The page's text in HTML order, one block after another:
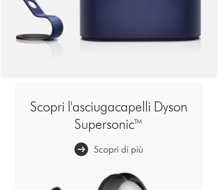
Scopri l'asciugacapelli Dyson
Supersonic™
Scopri di più